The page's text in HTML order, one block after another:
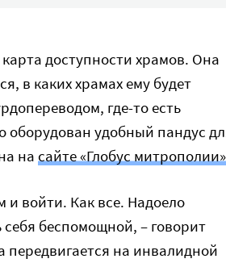
доступности храмов. Она
в каких храмах ему будет
где-то есть
оборудован удобный пандус
на сайте «Глобус митрополии»
и войти. Как все. Надоело
беспомощной, – говорит
на инвалидной